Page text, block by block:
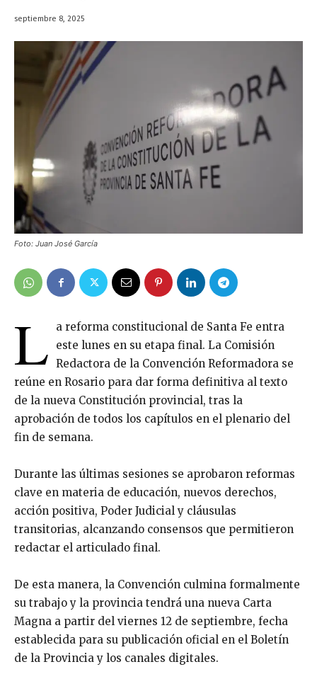
septiembre 8, 2025
Foto: Juan José García
L
a reforma constitucional de Santa Fe entra
este lunes en su etapa final. La Comisión
Redactora de la Convención Reformadora se
reúne en Rosario para dar forma definitiva al texto
de la nueva Constitución provincial, tras la
aprobación de todos los capítulos en el plenario del
fin de semana.
Durante las últimas sesiones se aprobaron reformas
clave en materia de educación, nuevos derechos,
acción positiva, Poder Judicial y cláusulas
transitorias, alcanzando consensos que permitieron
redactar el articulado final.
De esta manera, la Convención culmina formalmente
su trabajo y la provincia tendrá una nueva Carta
Magna a partir del viernes 12 de septiembre, fecha
establecida para su publicación oficial en el Boletín
de la Provincia y los canales digitales.